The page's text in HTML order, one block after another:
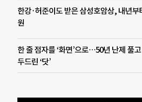
한강·허준이도 받은 삼성호암상, 내년부
원
한 줄 점자를 ‘화면’으로…50년 난제 풀
두드린 ‘닷’